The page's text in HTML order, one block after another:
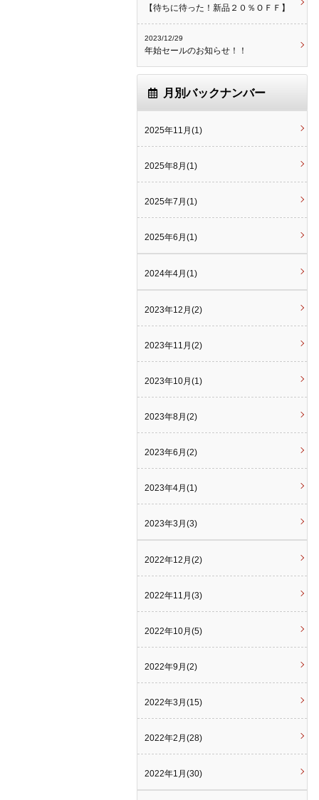
【待ちに待った！新品２０％ＯＦＦ】
2023/12/29
年始セールのお知らせ！！
月別バックナンバー
2025年11月(1)
2025年8月(1)
2025年7月(1)
2025年6月(1)
2024年4月(1)
2023年12月(2)
2023年11月(2)
2023年10月(1)
2023年8月(2)
2023年6月(2)
2023年4月(1)
2023年3月(3)
2022年12月(2)
2022年11月(3)
2022年10月(5)
2022年9月(2)
2022年3月(15)
2022年2月(28)
2022年1月(30)